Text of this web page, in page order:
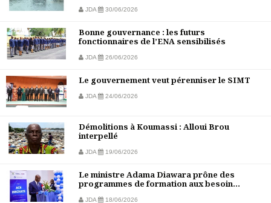
JDA 30/06/2026
Bonne gouvernance : les futurs
fonctionnaires de l’ENA sensibilisés
JDA 26/06/2026
Le gouvernement veut pérenniser le SIMT
JDA 24/06/2026
Démolitions à Koumassi : Alloui Brou
interpellé
JDA 19/06/2026
Le ministre Adama Diawara prône des
programmes de formation aux besoin...
JDA 18/06/2026